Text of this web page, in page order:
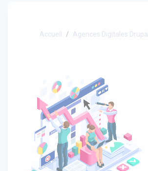
Accueil Agences Digitales Drupal